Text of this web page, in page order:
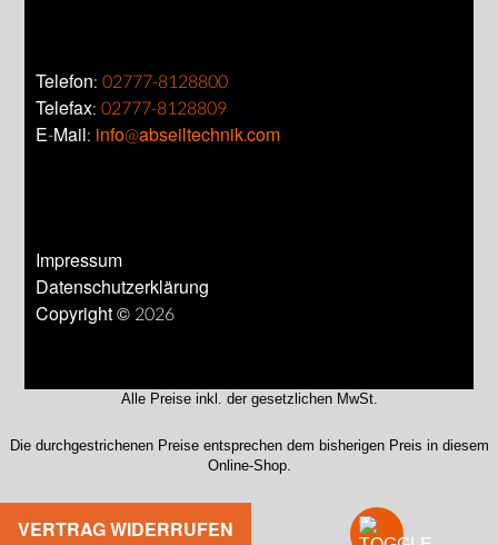
Telefon:02777-8128800
Telefax:02777-8128809
E-Mail: info@abseiltechnik.com
Impressum
Datenschutzerklärung
Copyright © 2026
Alle Preise inkl. der gesetzlichen MwSt.
Die durchgestrichenen Preise entsprechen dem bisherigen Preis in diesem
Online-Shop.
VERTRAG WIDERRUFEN